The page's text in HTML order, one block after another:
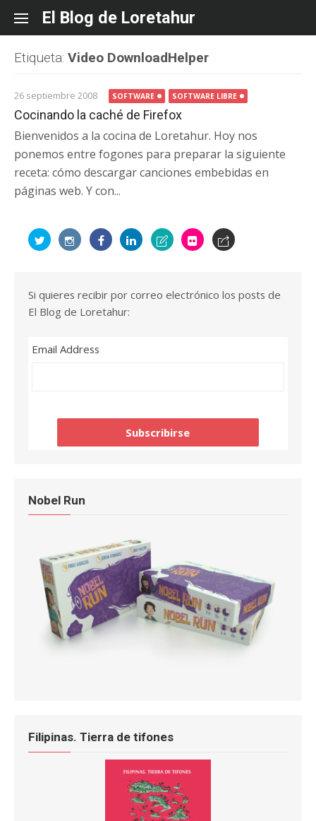
content
El Blog de Loretahur
Etiqueta: Video DownloadHelper
26 septiembre 2008 SOFTWARE SOFTWARE LIBRE
Cocinando la caché de Firefox
Bienvenidos a la cocina de Loretahur. Hoy nos
ponemos entre fogones para preparar la siguiente
receta: cómo descargar canciones embebidas en
páginas web. Y con...
Si quieres recibir por correo electrónico los posts de
El Blog de Loretahur:
Email Address
Nobel Run
Filipinas. Tierra de tifones